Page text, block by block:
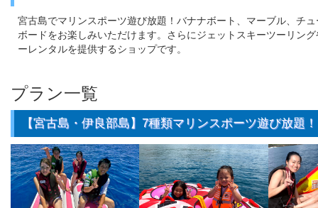
宮古島でマリンスポーツ遊び放題！バナナボート、マーブル、チ
ボードをお楽しみいただけます。さらにジェットスキーツーリン
ーレンタルを提供するショップです。
プラン一覧
【宮古島・伊良部島】7種類マリンスポーツ遊び放題